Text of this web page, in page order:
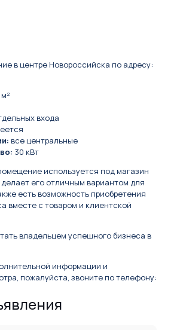
в центре Новороссийска по адресу:
м²
входа
все центральные
30 кВт
используется под магазин
его отличным вариантом для
есть возможность приобретения
вместе с товаром и клиентской
владельцем успешного бизнеса в
информации и
пожалуйста, звоните по телефону: